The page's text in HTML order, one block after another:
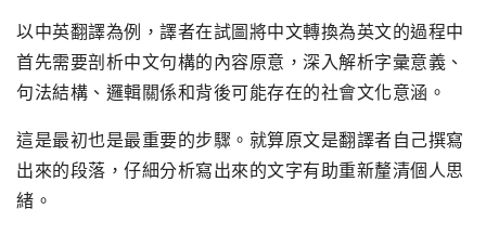
以中英翻譯為例，譯者在試圖將中文轉換為英文的過程中
首先需要剖析中文句構的內容原意，深入解析字彙意義、
句法結構、邏輯關係和背後可能存在的社會文化意涵。
這是最初也是最重要的步驟。就算原文是翻譯者自己撰寫
出來的段落，仔細分析寫出來的文字有助重新釐清個人思
緒。